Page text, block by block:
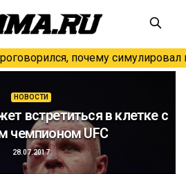
почему симулировал
НОВОСТИ
встретиться в клетке с
чемпионом UFC
28.07.2017